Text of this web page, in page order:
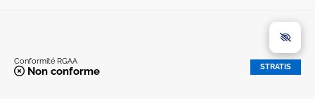
Conformité RGAA
Non conforme STRATIS